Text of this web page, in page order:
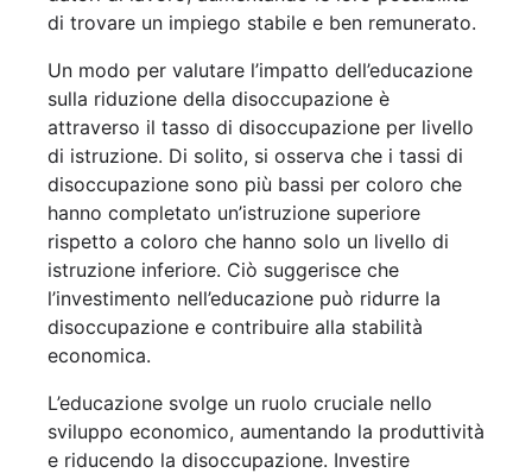
di trovare un impiego stabile e ben remunerato.
Un modo per valutare l’impatto dell’educazione
sulla riduzione della disoccupazione è
attraverso il tasso di disoccupazione per livello
di istruzione. Di solito, si osserva che i tassi di
disoccupazione sono più bassi per coloro che
hanno completato un’istruzione superiore
rispetto a coloro che hanno solo un livello di
istruzione inferiore. Ciò suggerisce che
l’investimento nell’educazione può ridurre la
disoccupazione e contribuire alla stabilità
economica.
L’educazione svolge un ruolo cruciale nello
sviluppo economico, aumentando la produttività
e riducendo la disoccupazione. Investire